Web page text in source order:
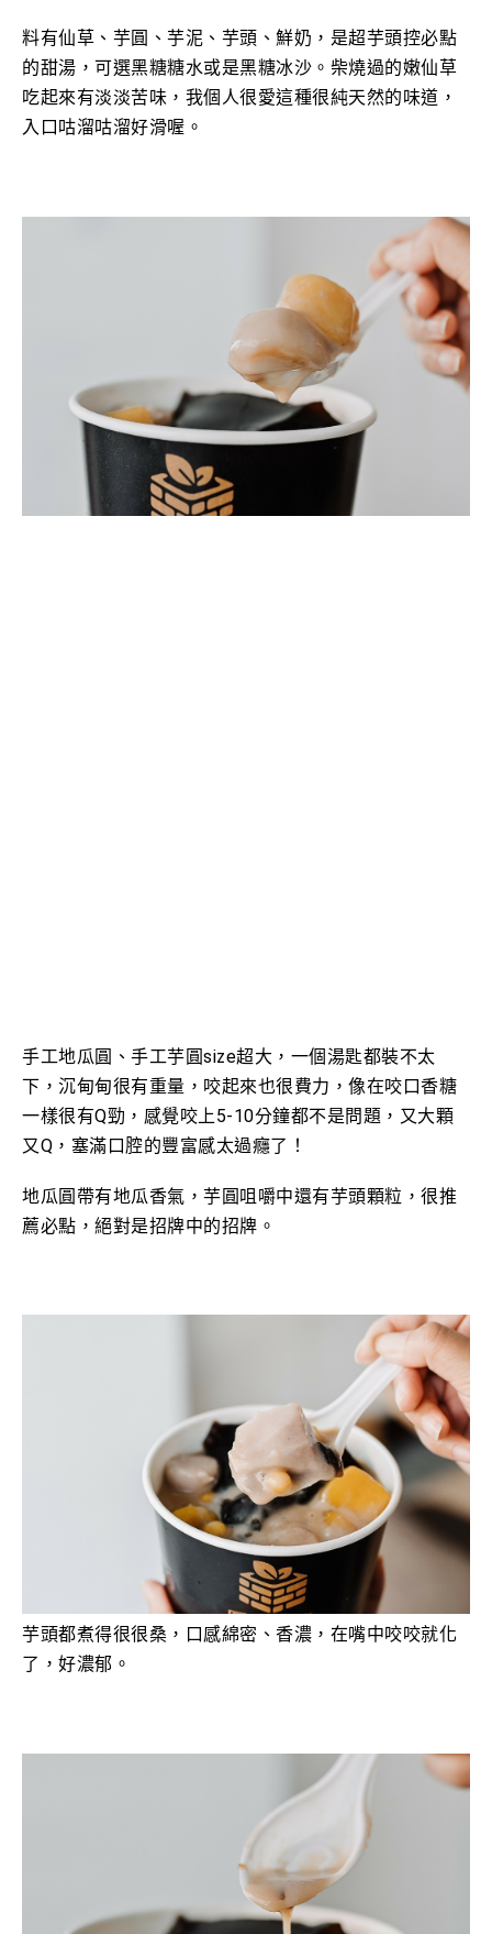
料有仙草、芋圓 、芋泥 、芋頭、鮮奶，是超芋頭控必點
的甜湯，可選黑糖糖水或是黑糖冰沙。 柴燒過的嫩仙草
吃起來有淡淡苦味，我個人很愛這種很純天然的味道，
入口咕溜咕溜好滑喔。
手工地瓜圓、 手工芋圓size超大，一個湯匙都裝不太
下，沉甸甸很有重量， 咬起來也很費力，像在咬口香糖
一樣很有Q勁，感覺咬上5-10分鐘都不是問題，又大顆
又Q，塞滿口腔的豐富感太過癮了！
地瓜圓帶有地瓜香氣，芋圓咀嚼中還有芋頭顆粒，很推
薦必點，絕對是招牌中的招牌 。
芋頭都煮得很很桑， 口感綿密、香濃，在嘴中咬咬就化
了，好濃郁。